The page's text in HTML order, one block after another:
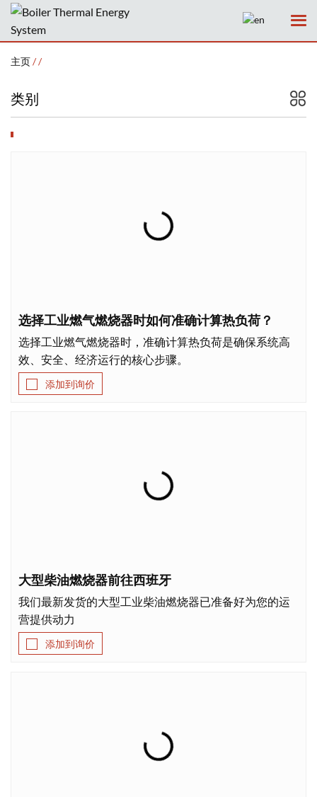
下载
联系我们
主页//
类别
选择工业燃气燃烧器时如何准确计算热负荷？
选择工业燃气燃烧器时，准确计算热负荷是确保系统高
效、安全、经济运行的核心步骤。
添加到询价
大型柴油燃烧器前往西班牙
我们最新发货的大型工业柴油燃烧器已准备好为您的运
营提供动力
添加到询价